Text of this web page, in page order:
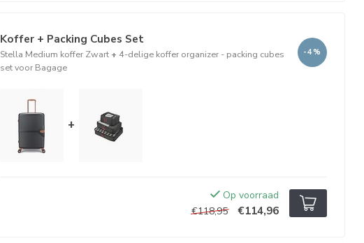
Koffer + Packing Cubes Set
Stella Medium koffer Zwart + 4-delige koffer organizer - packing cubes
set voor Bagage
-4%
+
Op voorraad
€118,95
€114,96